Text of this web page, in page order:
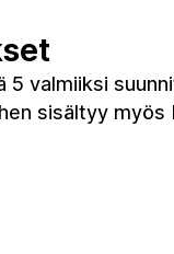
5 valmiiksi
sisältyy myös